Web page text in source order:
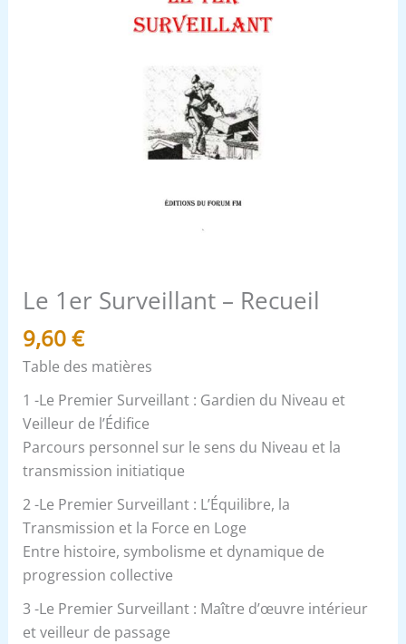
Le 1er Surveillant – Recueil
9,60€
Table des matières
1 -Le Premier Surveillant : Gardien du Niveau et
Veilleur de l’Édifice
Parcours personnel sur le sens du Niveau et la
transmission initiatique
2 -Le Premier Surveillant : L’Équilibre, la
Transmission et la Force en Loge
Entre histoire, symbolisme et dynamique de
progression collective
3 -Le Premier Surveillant : Maître d’œuvre intérieur
et veilleur de passage